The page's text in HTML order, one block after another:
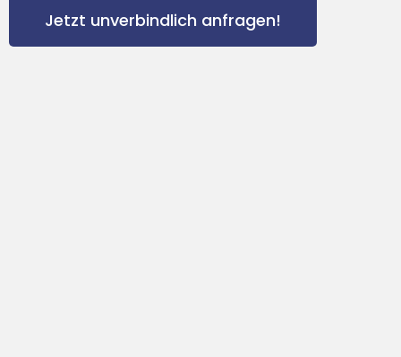
Jetzt unverbindlich anfragen!